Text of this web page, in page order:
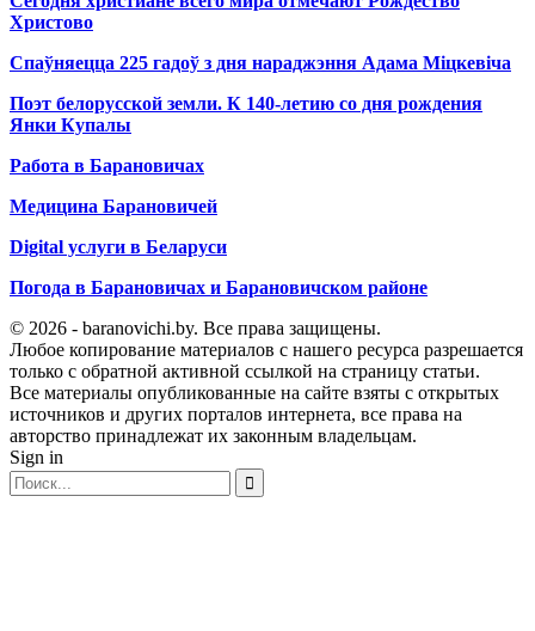
Христово
Спаўняецца 225 гадоў з дня нараджэння Адама Міцкевіча
Поэт белорусской земли. К 140-летию со дня рождения
Янки Купалы
Работа в Барановичах
Медицина Барановичей
Digital услуги в Беларуси
Погода в Барановичах и Барановичском районе
© 2026 - baranovichi.by. Все права защищены.
Любое копирование материалов с нашего ресурса разрешается
только с обратной активной ссылкой на страницу статьи.
Все материалы опубликованные на сайте взяты с открытых
источников и других порталов интернета, все права на
авторство принадлежат их законным владельцам.
Sign in